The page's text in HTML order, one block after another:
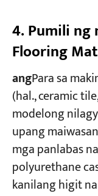
4. Pumili ng
Flooring
angPara sa
(hal., ceramic
modelong
upang
mga panlabas
polyurethane
kanilang higit